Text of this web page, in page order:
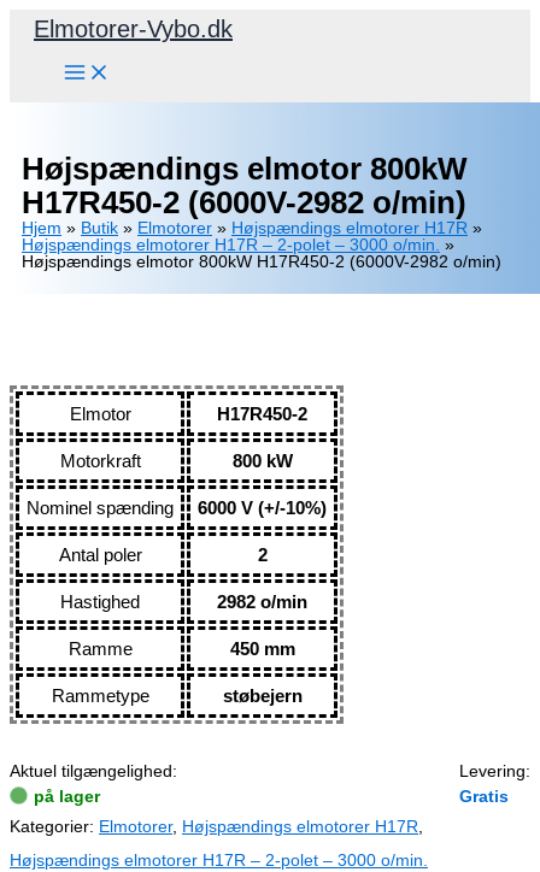
Elmotorer-Vybo.dk
Højspændings elmotor 800kW
H17R450-2 (6000V-2982 o/min)
Hjem » Butik » Elmotorer » Højspændings elmotorer H17R »
Højspændings elmotorer H17R – 2-polet – 3000 o/min. »
Højspændings elmotor 800kW H17R450-2 (6000V-2982 o/min)
Elmotor H17R450-2
Motorkraft 800 kW
Nominel spænding 6000 V (+/-10%)
Antal poler 2
Hastighed 2982 o/min
Ramme 450 mm
Rammetype støbejern
Aktuel tilgængelighed:
på lager
Levering:
Gratis
Kategorier: Elmotorer, Højspændings elmotorer H17R
Højspændings elmotorer H17R – 2-polet – 3000 o/min.